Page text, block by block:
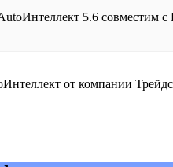
5.6 совместим
от компании